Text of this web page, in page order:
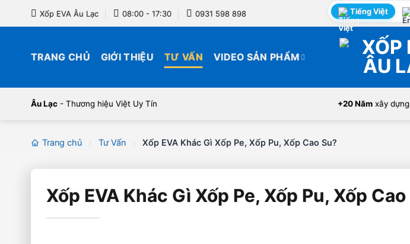
qua
Xốp EVA Âu Lạc 08:00 - 17:30 0931 598 898 Tiếng Việt
TRANG CHỦ GIỚI THIỆU TƯ VẤN VIDEO SẢN PHẨM
Âu Lạc - Thương hiệu Việt Uy Tín +20 Năm xây
Trang chủ Tư Vấn Xốp EVA Khác Gì Xốp Pe, Xốp Pu, Xốp Cao Su?
Xốp EVA Khác Gì Xốp Pe, Xốp Pu, Xốp Cao